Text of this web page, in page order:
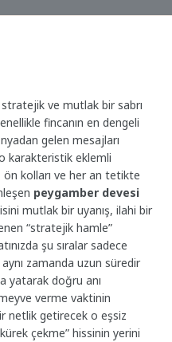
ve mutlak bir sabrı
fincanın en dengeli
gelen mesajları
karakteristik eklemli
ön kolları ve her an tetikte
peygamber devesi
mutlak bir uyanış, ilahi bir
“stratejik hamle”
şu sıralar sadece
zamanda uzun süredir
yatarak doğru anı
verme vaktinin
netlik getirecek o eşsiz
çekme” hissinin yerini